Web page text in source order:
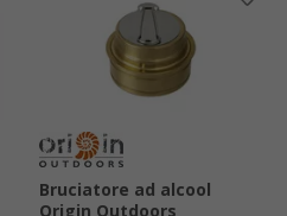
Bruciatore ad alcool
Origin Outdoors